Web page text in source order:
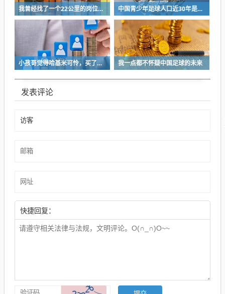
我曾经找了一个22公里的岗位，坚持了2个星期就坚持不下去了 中国青少年足球人口近30年是断崖式下降
小孩哥觉得哈基米可怜，买了火腿肠喂哈基米，结果哈基米直接叼走他的鹦鹉… 我一点都不怀疑中国足球的未来
发表评论
快捷回复：